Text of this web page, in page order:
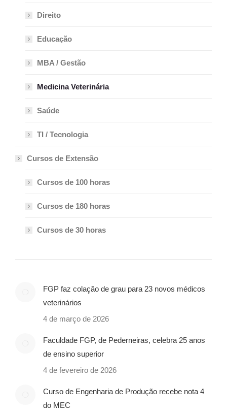
Direito
Educação
MBA / Gestão
Medicina Veterinária
Saúde
TI / Tecnologia
Cursos de Extensão
Cursos de 100 horas
Cursos de 180 horas
Cursos de 30 horas
FGP faz colação de grau para 23 novos médicos
veterinários
4 de março de 2026
Faculdade FGP, de Pederneiras, celebra 25 anos
de ensino superior
4 de fevereiro de 2026
Curso de Engenharia de Produção recebe nota 4
do MEC